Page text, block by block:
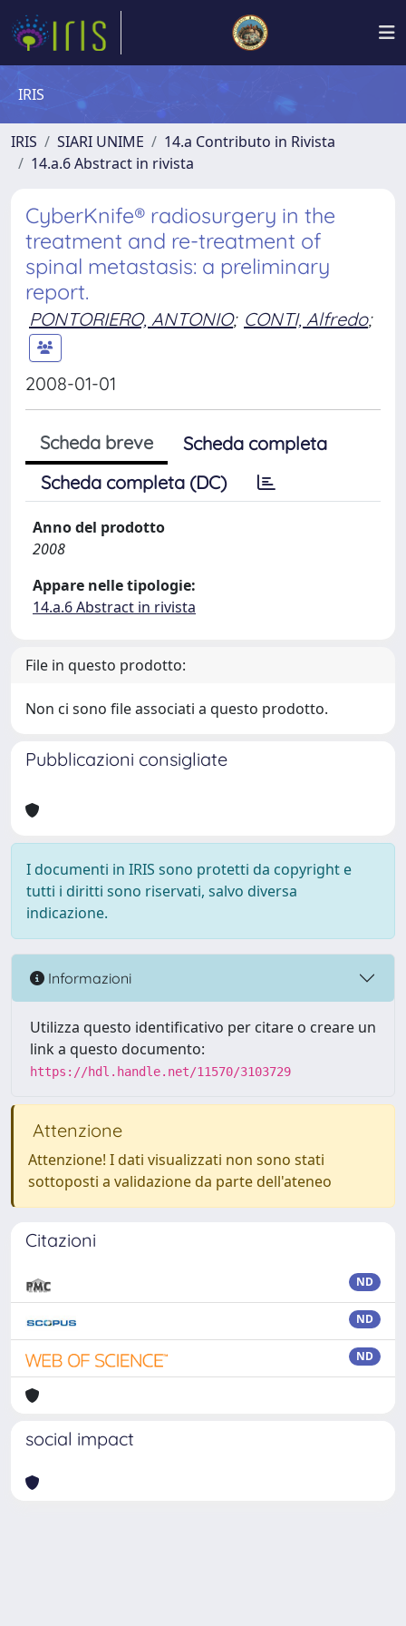
IRIS
IRIS SIARI UNIME
14.a Contributo in Rivista
14.a.6 Abstract in rivista
CyberKnife® radiosurgery in the
treatment and re-treatment of
spinal metastasis: a preliminary
report.
PONTORIERO, ANTONIO; CONTI, Alfredo;
2008-01-01
Scheda breve
Scheda completa
Scheda completa (DC)
Anno del prodotto
2008
Appare nelle tipologie:
14.a.6 Abstract in rivista
File in questo prodotto:
Non ci sono file associati a questo prodotto.
Pubblicazioni consigliate
I documenti in IRIS sono protetti da copyright e
tutti i diritti sono riservati, salvo diversa
indicazione.
Informazioni
Utilizza questo identificativo per citare o creare un
link a questo documento:
https://hdl.handle.net/11570/3103729
Attenzione
Attenzione! I dati visualizzati non sono stati
sottoposti a validazione da parte dell'ateneo
Citazioni
ND
ND
ND
social impact